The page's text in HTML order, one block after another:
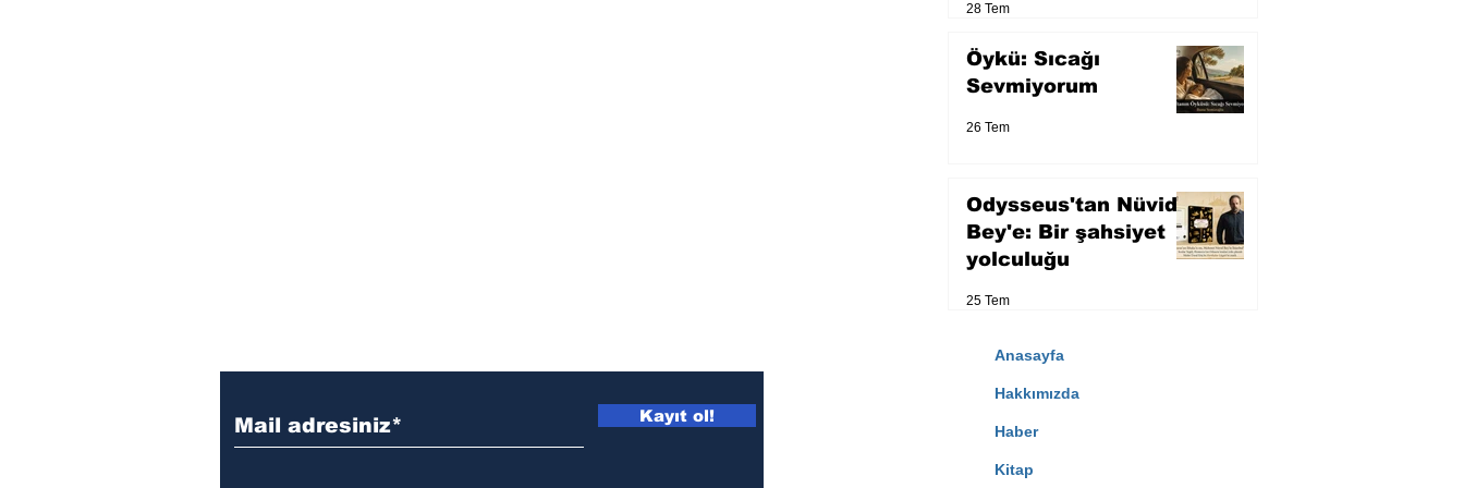
28 Tem
Öykü: Sıcağı
Sevmiyorum
26 Tem
Odysseus'tan Nüvid
Bey'e: Bir şahsiyet
yolculuğu
25 Tem
Kayıt ol!
Anasayfa
Hakkımızda
Haber
Kitap